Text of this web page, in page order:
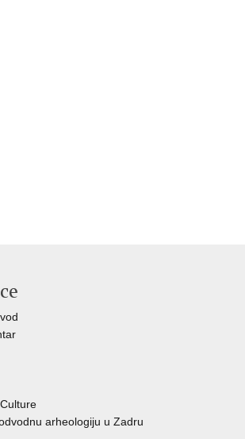
arheologiju u Zadru